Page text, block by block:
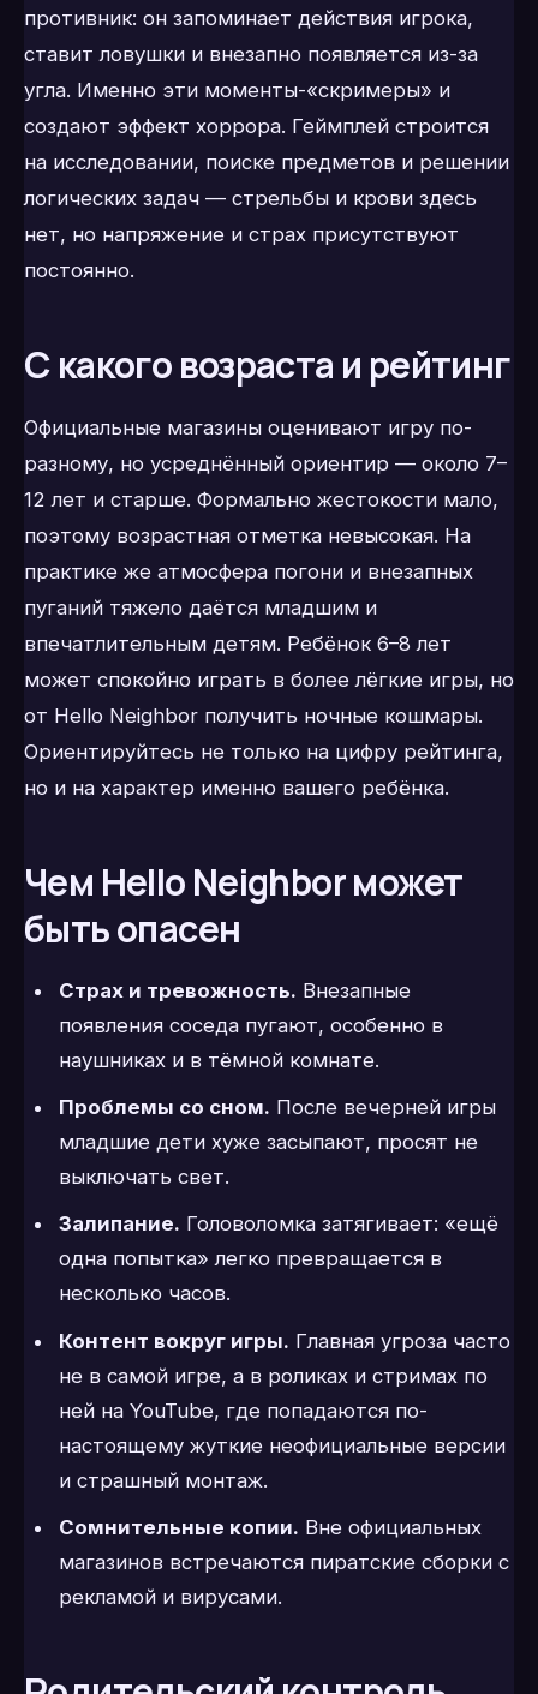
противник: он запоминает действия игрока,
ставит ловушки и внезапно появляется из-за
угла. Именно эти моменты-«скримеры» и
создают эффект хоррора. Геймплей строится
на исследовании, поиске предметов и решении
логических задач — стрельбы и крови здесь
нет, но напряжение и страх присутствуют
постоянно.
С какого возраста и рейтинг
Официальные магазины оценивают игру по-
разному, но усреднённый ориентир — около 7–
12 лет и старше. Формально жестокости мало,
поэтому возрастная отметка невысокая. На
практике же атмосфера погони и внезапных
пуганий тяжело даётся младшим и
впечатлительным детям. Ребёнок 6–8 лет
может спокойно играть в более лёгкие игры, но
от Hello Neighbor получить ночные кошмары.
Ориентируйтесь не только на цифру рейтинга,
но и на характер именно вашего ребёнка.
Чем Hello Neighbor может
быть опасен
Страх и тревожность. Внезапные
появления соседа пугают, особенно в
наушниках и в тёмной комнате.
Проблемы со сном. После вечерней игры
младшие дети хуже засыпают, просят не
выключать свет.
Залипание. Головоломка затягивает: «ещё
одна попытка» легко превращается в
несколько часов.
Контент вокруг игры. Главная угроза часто
не в самой игре, а в роликах и стримах по
ней на YouTube, где попадаются по-
настоящему жуткие неофициальные версии
и страшный монтаж.
Сомнительные копии. Вне официальных
магазинов встречаются пиратские сборки с
рекламой и вирусами.